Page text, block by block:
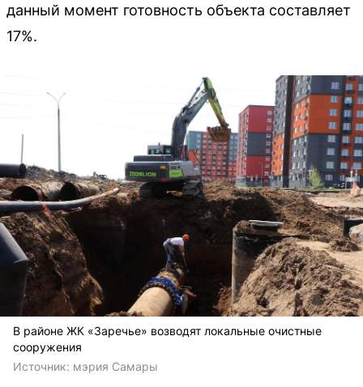
данный момент готовность объекта составляет
17%.
В районе ЖК «Заречье» возводят локальные очистные
сооружения
Источник: мэрия Самары